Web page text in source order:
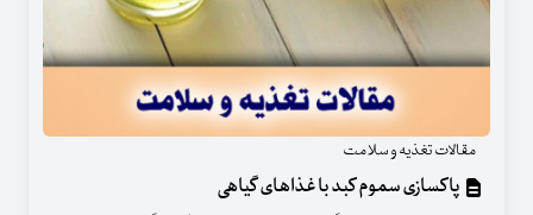
مقالات تغذیه و سلامت
پاکسازی سموم کبد با غذاهای گیاهی